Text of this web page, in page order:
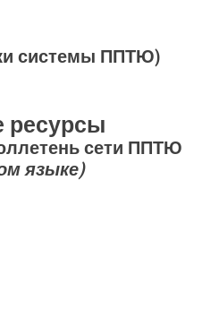
системы ППТЮ)
ресурсы
сети ППТЮ
языке)